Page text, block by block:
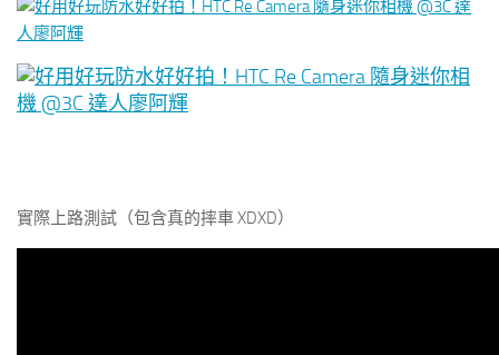
實際上路測試（包含真的摔車 XDXD）